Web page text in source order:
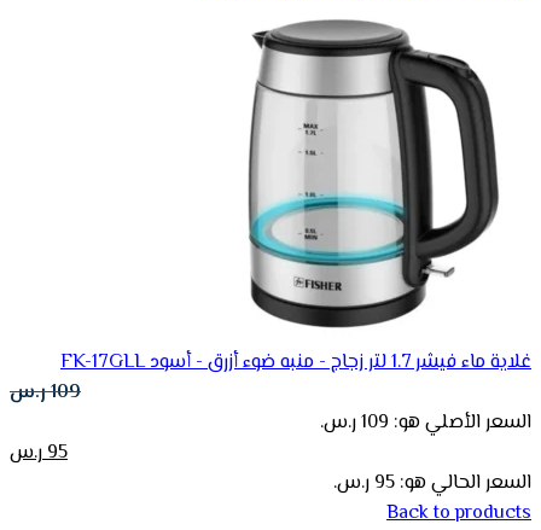
غلاية ماء فيشر 1.7 لتر زجاج - منبه ضوء أزرق - أسود FK-17GLL
109ر.س
السعر الأصلي هو: 109 ر.س.
95ر.س
السعر الحالي هو: 95 ر.س.
Back to products